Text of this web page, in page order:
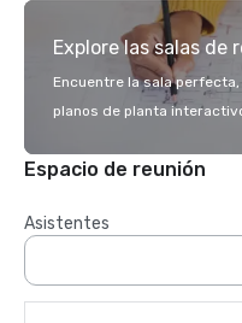
Explore las salas de
Encuentre la sala
planos de planta
Espacio de reunión
Asistentes